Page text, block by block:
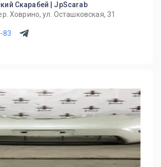
Скарабей | JpScarab
Ховрино, ул. Осташковская, 31
83